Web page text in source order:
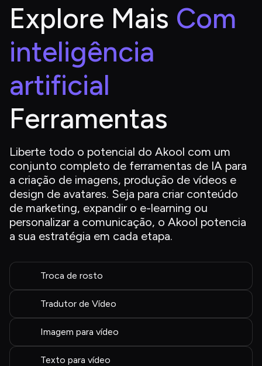
Explore Mais Com
inteligência
artificial
Ferramentas
Liberte todo o potencial do Akool com um
conjunto completo de ferramentas de IA para
a criação de imagens, produção de vídeos e
design de avatares. Seja para criar conteúdo
de marketing, expandir o e-learning ou
personalizar a comunicação, o Akool potencia
a sua estratégia em cada etapa.
Troca de rosto
Tradutor de Vídeo
Imagem para vídeo
Texto para vídeo